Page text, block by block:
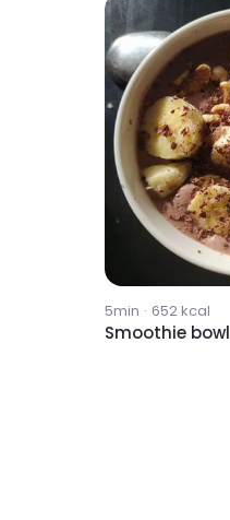
5min · 652kcal
Smoothie bowl